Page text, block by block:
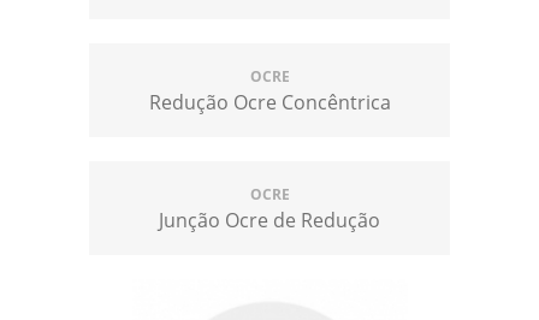
OCRE
Redução Ocre Concêntrica
OCRE
Junção Ocre de Redução